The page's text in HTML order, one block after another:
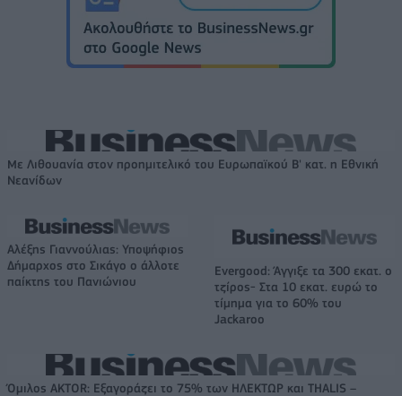
Με Λιθουανία στον προημιτελικό του Ευρωπαϊκού Β' κατ. η Εθνική
Νεανίδων
Αλέξης Γιαννούλιας: Υποψήφιος
Δήμαρχος στο Σικάγο ο άλλοτε
παίκτης του Πανιώνιου
Evergood: Άγγιξε τα 300 εκατ. ο
τζίρος- Στα 10 εκατ. ευρώ το
τίμημα για το 60% του
Jackaroo
Όμιλος AKTOR: Εξαγοράζει το 75% των ΗΛΕΚΤΩΡ και THALIS –